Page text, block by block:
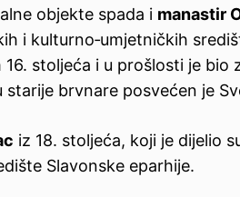
objekte spada i manastir
i kulturno‑umjetničkih
16. stoljeća i u prošlosti je
brvnare posvećen je
iz 18. stoljeća, koji je dijelio
Slavonske eparhije.